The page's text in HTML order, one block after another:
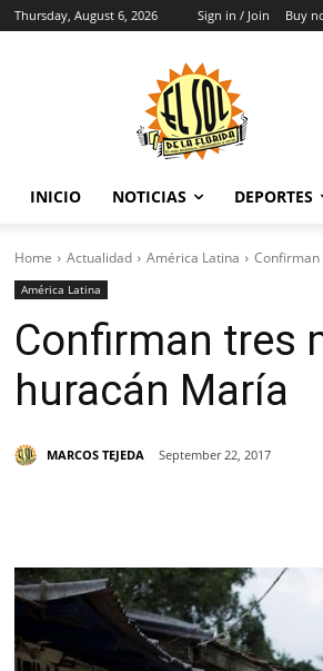
Thursday, August 6, 2026 Sign in / Join Buy
INICIO NOTICIAS DEPORTES
Home Actualidad América Latina
América Latina
Confirman tres
huracán María
MARCOS TEJEDA September 22, 2017